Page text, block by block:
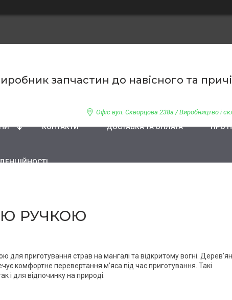
запчастин до навісного та
Офіс вул. Скворцова 238а / Виробництво і
КОНТАКТИ ДОСТАВКА ТА ОПЛАТА ПРО
РУЧКОЮ
для приготування страв на мангалі та відкритому вогні.
комфортне перевертання м’яса під час приготування. Такі
і для відпочинку на природі.